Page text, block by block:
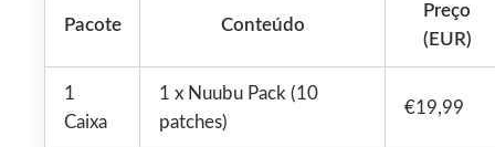
Pacote Conteúdo
Preço
(EUR)
1
Caixa
1 x Nuubu Pack (10
patches)
€19,99